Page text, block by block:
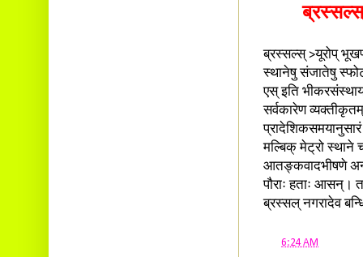
ब्रस्सल्स्
ब्रस्सल्स् >यूरोप्
स्थानेषु संजातेषु
एस् इति
सर्वकारेण
प्रादेशिकसमयानुसारं
मल्बिक् मेट्रो स्थाने
आतङ्कवादभीषणे
पौराः हताः आसन्।
ब्रस्सल् नगरादेव
6:24 AM